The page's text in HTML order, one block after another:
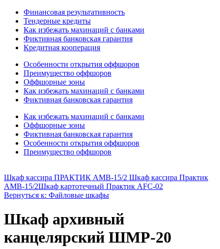
Финансовая результативность
Тендерные кредиты
Как избежать махинаций с банками
Фиктивная банковская гарантия
Кредитная кооперация
Особенности открытия оффшоров
Преимущество оффшоров
Оффшорные зоны
Как избежать махинаций с банками
Фиктивная банковская гарантия
Как избежать махинаций с банками
Оффшорные зоны
Фиктивная банковская гарантия
Особенности открытия оффшоров
Преимущество оффшоров
Шкаф кассира ПРАКТИК АМВ-15/2 Шкаф кассира Практик
AMB-15/2Шкаф картотечный Практик AFC-02
Вернуться к: Файловые шкафы
Шкаф архивный
канцелярский ШМР-20